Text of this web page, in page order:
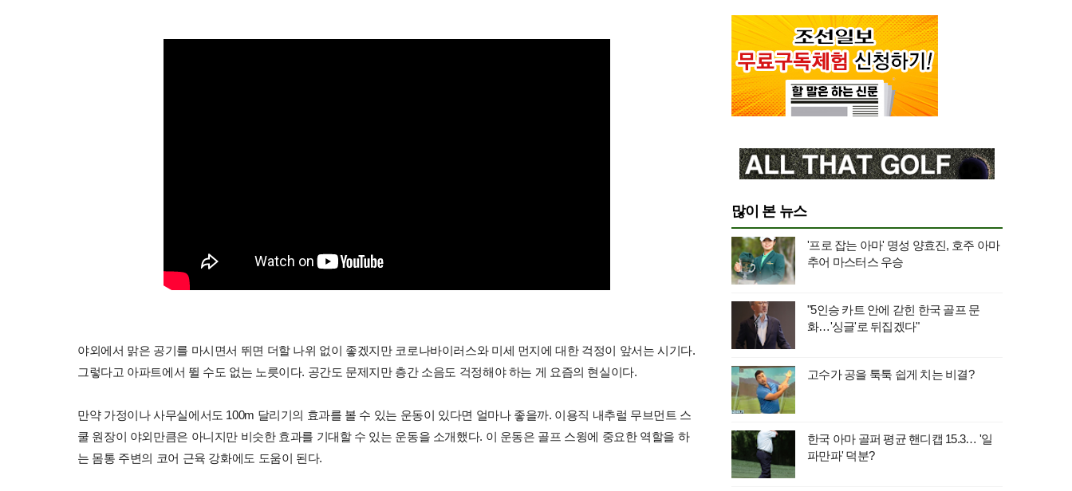
야외에서 맑은 공기를 마시면서 뛰면 더할 나위 없이 좋겠지만 코로나바이러스와 미세 먼지에 대한 걱정이 앞서는 시기다.
그렇다고 아파트에서 뛸 수도 없는 노릇이다. 공간도 문제지만 층간 소음도 걱정해야 하는 게 요즘의 현실이다.
만약 가정이나 사무실에서도 100m 달리기의 효과를 볼 수 있는 운동이 있다면 얼마나 좋을까. 이용직 내추럴 무브먼트 스
쿨 원장이 야외만큼은 아니지만 비슷한 효과를 기대할 수 있는 운동을 소개했다. 이 운동은 골프 스윙에 중요한 역할을 하
는 몸통 주변의 코어 근육 강화에도 도움이 된다.
많이 본 뉴스
'프로 잡는 아마' 명성 양효진, 호주 아마
추어 마스터스 우승
"5인승 카트 안에 갇힌 한국 골프 문
화…'싱글'로 뒤집겠다"
고수가 공을 툭툭 쉽게 치는 비결?
한국 아마 골퍼 평균 핸디캡 15.3… '일
파만파' 덕분?